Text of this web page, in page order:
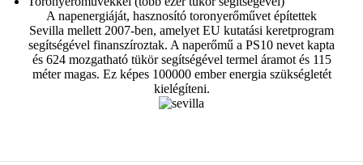
A napenergiáját, hasznosító toronyerőművet építettek
Sevilla mellett 2007-ben, amelyet EU kutatási keretprogram
segítségével finanszíroztak. A naperőmű a PS10 nevet kapta
és 624 mozgatható tükör segítségével termel áramot és 115
méter magas. Ez képes 100000 ember energia szükségletét
kielégíteni.